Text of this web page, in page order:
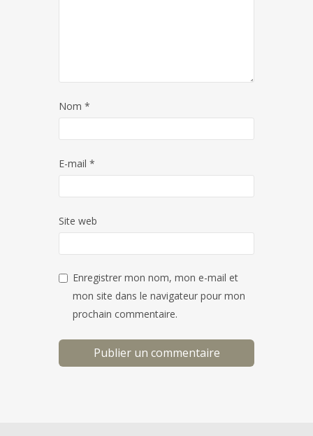
Nom *
E-mail *
Site web
Enregistrer mon nom, mon e-mail et
mon site dans le navigateur pour mon
prochain commentaire.